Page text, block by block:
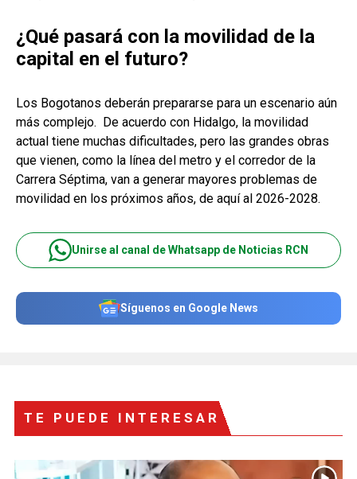
¿Qué pasará con la movilidad de la
capital en el futuro?
Los Bogotanos deberán prepararse para un escenario aún
más complejo. De acuerdo con Hidalgo, la movilidad
actual tiene muchas dificultades, pero las grandes obras
que vienen, como la línea del metro y el corredor de la
Carrera Séptima, van a generar mayores problemas de
movilidad en los próximos años, de aquí al 2026-2028.
Unirse al canal de Whatsapp de Noticias RCN
Síguenos en Google News
TE PUEDE INTERESAR